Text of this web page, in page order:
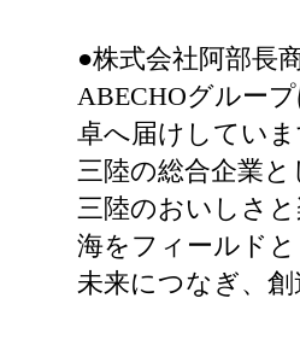
●株式会社阿部長
ABECHOグルー
卓へ届けしていま
三陸の総合企業と
三陸のおいしさと
海をフィールド
未来につなぎ、創